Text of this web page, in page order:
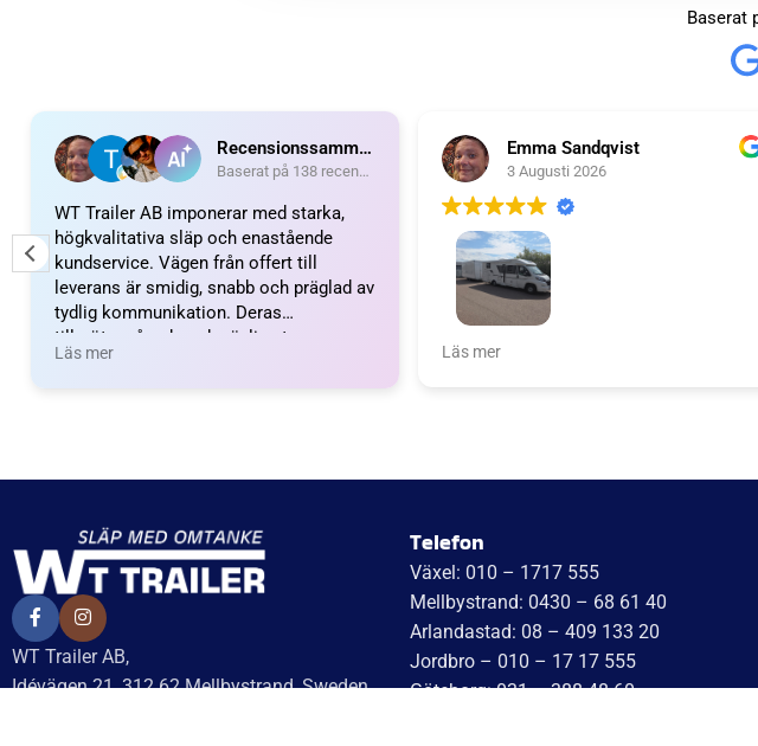
Baserat
Recensionssammanfattning
Baserat på 138 recensioner
WT Trailer AB imponerar med starka,
högkvalitativa släp och enastående
kundservice. Vägen från offert till
leverans är smidig, snabb och präglad av
tydlig kommunikation. Deras
tillmötesgående och vänliga team ger en
positiv upplevelse som gör kunder
Läs mer
Emma Sandqvist
3 Augusti 2026
Wow vilket släp. Tack WT trailer för ett
Läs mer
WT Trailer AB,
Idévägen 21, 312 62 Mellbystrand, Sweden
Telefon
Växel: 010 – 1717 555
Mellbystrand: 0430 – 68 61 40
Arlandastad: 08 – 409 133 20
Jordbro – 010 – 17 17 555
Göteborg: 031 – 388 48 60